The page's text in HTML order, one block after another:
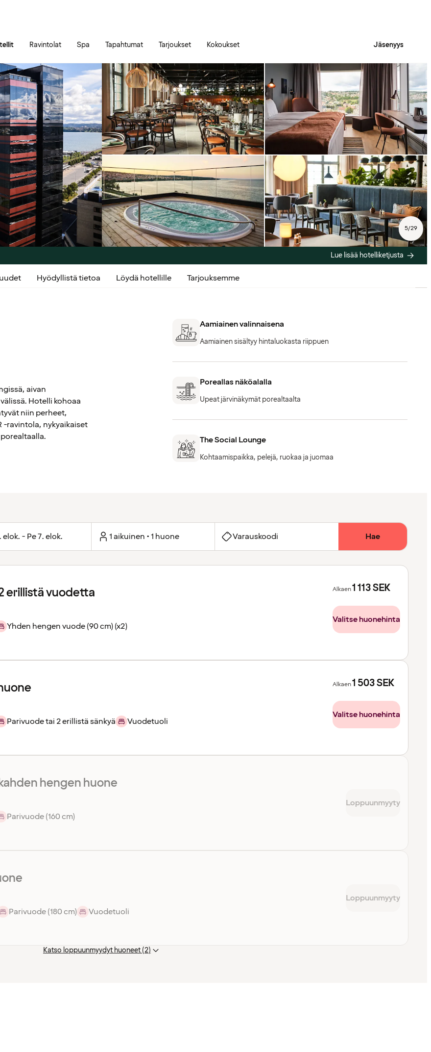
Ravintolat Spa Tapahtumat Tarjoukset Kokoukset Jäsenyys
5/29
Lue lisää hotelliketjusta
Hyödyllistä tietoa Löydä hotellille Tarjouksemme
aivan
Hotelli kohoaa
niin perheet,
-ravintola, nykyaikaiset
Aamiainen valinnaisena
Aamiainen sisältyy hintaluokasta riippuen
Poreallas näköalalla
Upeat järvinäkymät porealtaalta
The Social Lounge
Kohtaamispaikka, pelejä, ruokaa ja juomaa
elok. - Pe 7. elok. 1 aikuinen • 1 huone Varauskoodi Hae
erillistä vuodetta
Yhden hengen vuode (90 cm) (x2)
Alkaen1 113SEK
Valitse huonehinta
Parivuode tai 2 erillistä sänkyä
Vuodetuoli
Alkaen1 503SEK
Valitse huonehinta
hengen huone
Parivuode (160 cm)
Loppuunmyyty
Parivuode (180 cm)
Vuodetuoli
Loppuunmyyty
Katso loppuunmyydyt huoneet (2)